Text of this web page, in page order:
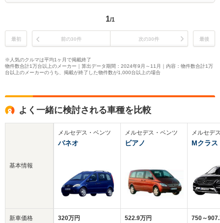
1/1
最初 前の30件 次の30件 最後
※人気のクルマは平均1ヶ月で掲載終了
物件数合計1万台以上のメーカー｜算出データ期間：2024年9月～11月｜内容：物件数合計1万
台以上のメーカーのうち、掲載が終了した物件数が1,000台以上の場合
よく一緒に検討される車種を比較
基本情報
新車価格
メルセデス・ベンツ
バネオ
320万円
メルセデス・ベンツ
ビアノ
522.9万円
メルセデ
Mクラス
750～